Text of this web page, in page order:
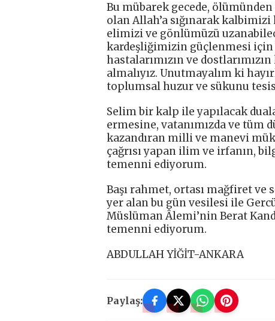
Bu mübarek gecede,
olan Allah’a sığınarak
elimizi ve gönlümüzü
kardeşliğimizin güçlenmesi için
hastalarımızın ve
almalıyız. Unutmayalım ki
toplumsal huzur ve sükunu
Selim bir kalp ile yapılacak
ermesine, vatanımızda ve tüm
kazandıran milli ve manevi
çağrısı yapan ilim ve irfanın,
temenni ediyorum.
Başı rahmet, ortası mağfiret
yer alan bu gün vesilesi ile
Müslüman Âlemi’nin Berat
temenni ediyorum.
ABDULLAH YİĞİT-ANKARA
Paylaş: